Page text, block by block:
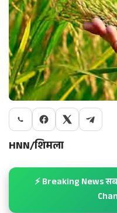
HNN/शिमला
⚡ Breaking News